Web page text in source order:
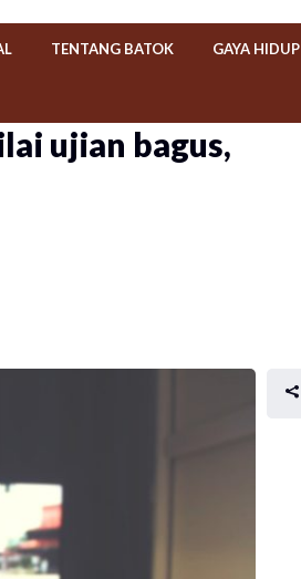
TENTANG BATOK GAYA HIDUP
ujian bagus,